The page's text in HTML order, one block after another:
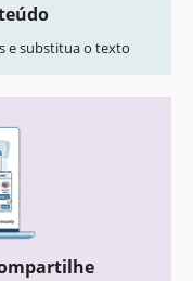
e substitua o texto